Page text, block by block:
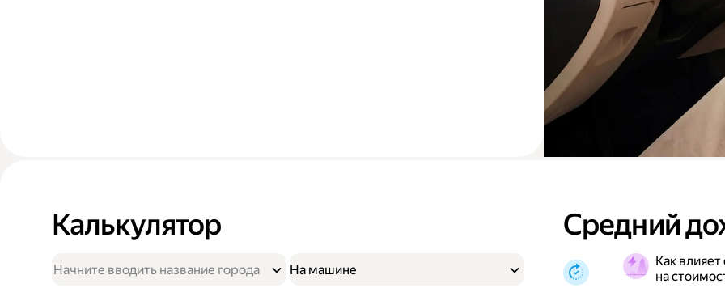
Калькулятор
На машине
Средний
Как влияет
на